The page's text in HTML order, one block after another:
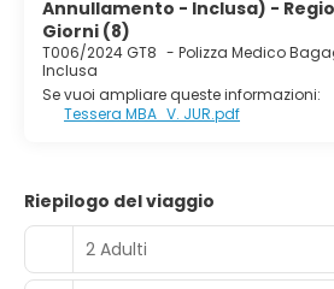
Annullamento - Inclusa) -
Giorni (8)
T006/2024 GT8 - Polizza Medico
Inclusa
Se vuoi ampliare queste informazioni:
Tessera MBA_V. JUR.pdf
Riepilogo del viaggio
2 Adulti